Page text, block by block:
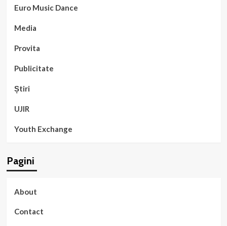
Euro Music Dance
Media
Provita
Publicitate
Știri
UJIR
Youth Exchange
Pagini
About
Contact